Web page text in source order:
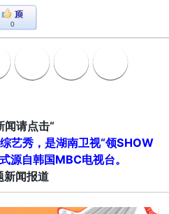
0
闻请点击“
艺秀，是湖南卫视“领SHOW
源自韩国MBC电视台。
新闻报道